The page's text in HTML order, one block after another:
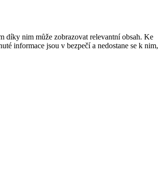
díky nim může zobrazovat relevantní obsah. Ke
informace jsou v bezpečí a nedostane se k nim,